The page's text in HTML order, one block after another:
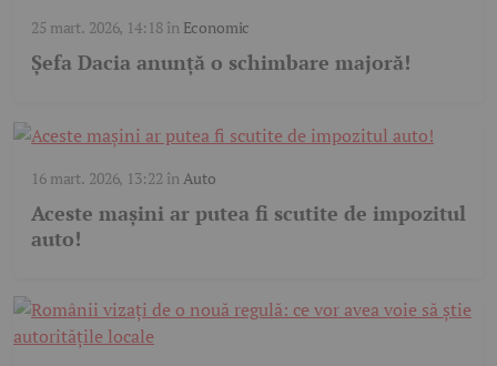
25 mart. 2026, 14:18în Economic
Șefa Dacia anunță o schimbare majoră!
16 mart. 2026, 13:22 înAuto
Aceste mașini ar putea fi scutite de impozitul
auto!